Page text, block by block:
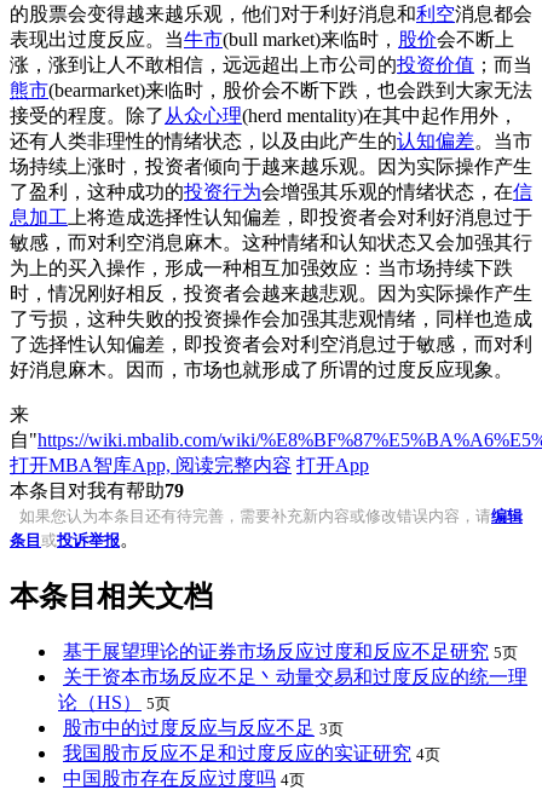
的股票会变得越来越乐观，他们对于利好消息和利空消息都会
表现出过度反应。当牛市(bull market)来临时， 股价会不断上
涨，涨到让人不敢相信，远远超出上市公司的投资价值 ；而当
熊市(bearmarket)来临时，股价会不断下跌，也会跌到大家无法
接受的程度。除了 从众心理(herd mentality)在其中起作用外，
还有人类非理性的情绪状态，以及由此产生的认知偏差。当市
场持续上涨时，投资者倾向于越来越乐观。因为实际操作产生
了盈利，这种成功的投资行为会增强其乐观的情绪状态，在信
息加工 上将造成选择性认知偏差，即投资者会对利好消息过于
敏感，而对利空消息麻木。这种情绪和认知状态又会加强其行
为上的买入操作，形成一种相互加强效应：当市场持续下跌
时，情况刚好相反，投资者会越来越悲观。因为实际操作产生
了亏损，这种失败的投资操作会加强其悲观情绪，同样也造成
了选择性认知偏差，即投资者会对利空消息过于敏感，而对利
好消息麻木。因而，市场也就形成了所谓的过度反应现象。
来
自"https://wiki.mbalib.com/wiki/
打开MBA智库App, 阅读完整内容 打开App
本条目对我有帮助79
如果您认为本条目还有待完善，需要补充新内容或修改错误内容，请编辑
条目 或投诉举报。
本条目相关文档
基于展望理论的证券市场反应过度和反应不足研究 5页
关于资本市场反应不足丶动量交易和过度反应的统一理
论（HS）
5页
股市中的过度反应与反应不足 3页
我国股市反应不足和过度反应的实证研究 4页
中国股市存在反应过度吗 4页